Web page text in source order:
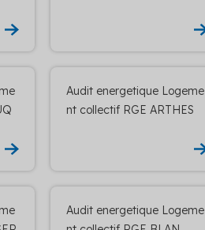
Audit energetique Logeme
nt collectif RGE ARTHES
Audit energetique Logeme